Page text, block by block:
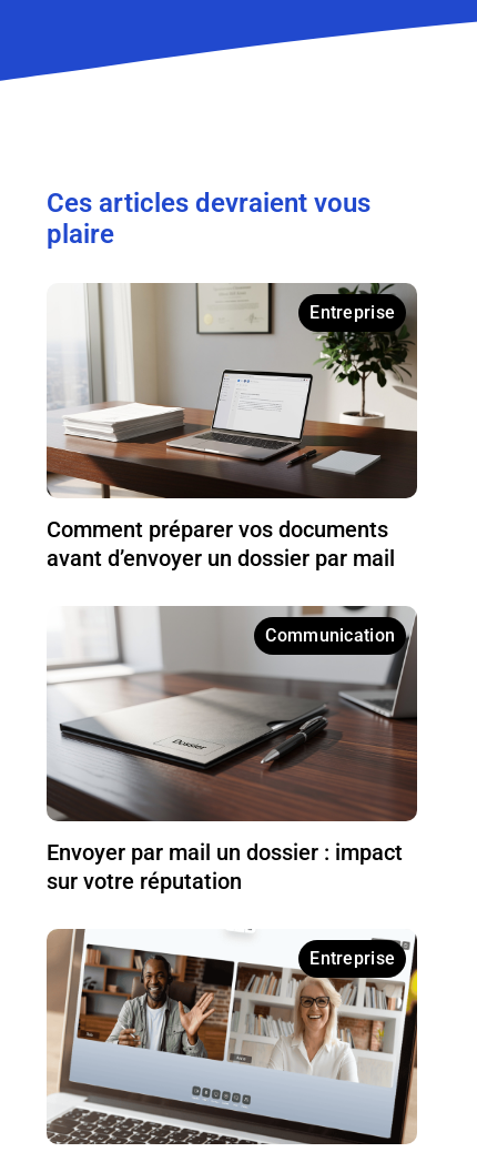
Ces articles devraient vous
plaire
Entreprise
Comment préparer vos documents
avant d’envoyer un dossier par mail
Communication
Envoyer par mail un dossier : impact
sur votre réputation
Entreprise